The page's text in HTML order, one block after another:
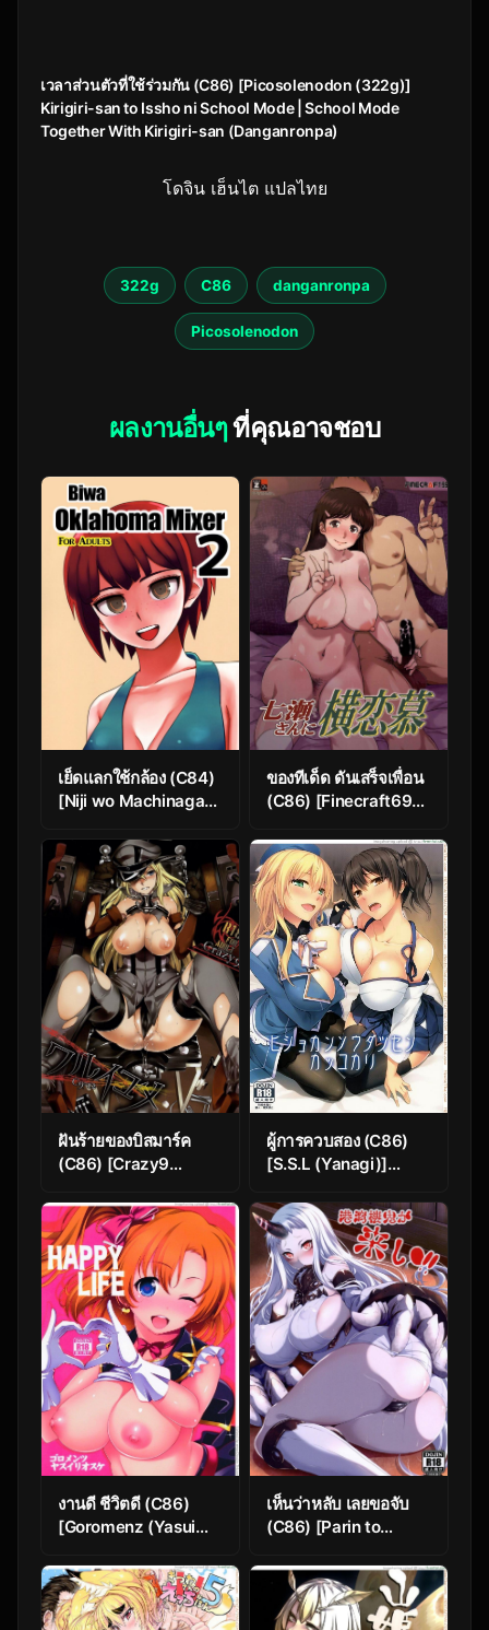
เวลาส่วนตัวที่ใช้ร่วมกัน (C86) [Picosolenodon (322g)]
Kirigiri-san to Issho ni School Mode | School Mode
Together With Kirigiri-san (Danganronpa)
โดจิน เฮ็นไต แปลไทย
322g C86 danganronpa
Picosolenodon
ผลงานอื่นๆที่คุณอาจชอบ
เย็ดแลกใช้กล้อง (C84)
[Niji wo Machinagara
Oklahoma Mixer 2
(Super Danganronpa
2)
ของทีเด็ด ดันเสร็จเพื่อน
(C86) [Finecraft69
Yokorenbo (Kindaichi
Shounen no Jikenbo)
ฝันร้ายของบิสมาร์ค
(C86) [Crazy9
Warui Yume (Kantai
Collection -
KanColle-)
ผู้การควบสอง (C86)
[S.S.L (Yanagi)]
Soudatsusen Kakko
Kari (Kantai
Collection -
KanColle-)
งานดี ชีวิตดี (C86)
[Goromenz (Yasui
LIFE
เห็นว่าหลับ เลยขอจับ
(C86) [Parin to
Kouwan Seiki ga Koi!!
(Kantai Collection -
KanColle-)